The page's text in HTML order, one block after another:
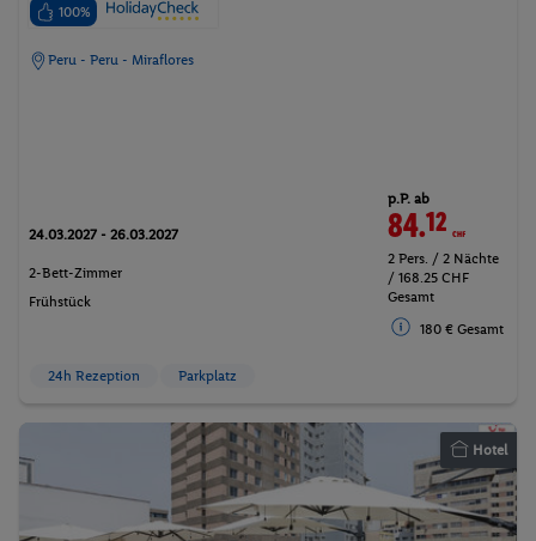
100%
Peru - Peru - Miraflores
24.03.2027 - 26.03.2027
2-Bett-Zimmer
Frühstück
p.P. ab
84.12 CHF
2 Pers. / 2 Nächte
/ 168.25 CHF
Gesamt
180 € Gesamt
24h Rezeption Parkplatz
Hotel